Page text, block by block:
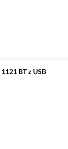
BT z USB
zł